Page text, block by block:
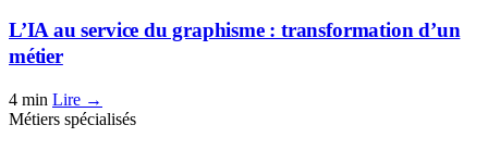
L’IA au service du graphisme : transformation d’un
métier
4 min Lire →
Métiers spécialisés